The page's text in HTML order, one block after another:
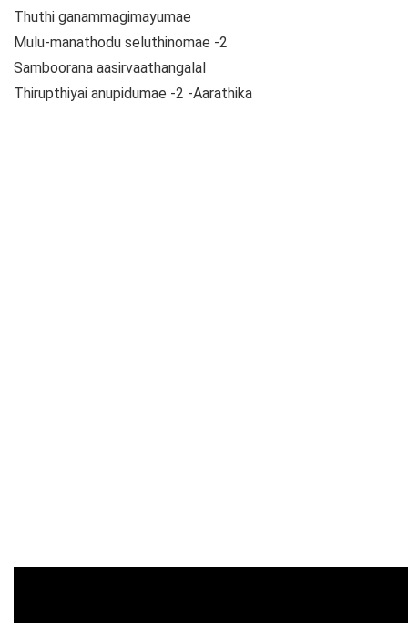
Thuthi ganammagimayumae
Mulu-manathodu seluthinomae -2
Samboorana aasirvaathangalal
Thirupthiyai anupidumae -2 -Aarathika